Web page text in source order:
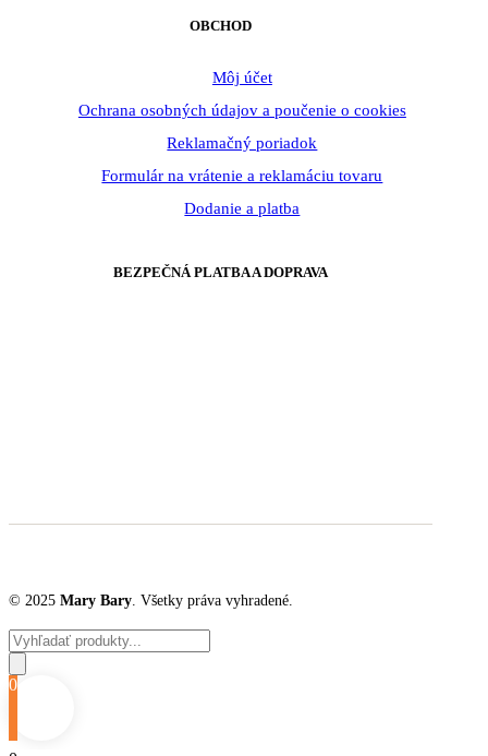
OBCHOD
Môj účet
Ochrana osobných údajov a poučenie o cookies
Reklamačný poriadok
Formulár na vrátenie a reklamáciu tovaru
Dodanie a platba
BEZPEČNÁ PLATBA A DOPRAVA
© 2025 Mary Bary. Všetky práva vyhradené.
Products
search
0